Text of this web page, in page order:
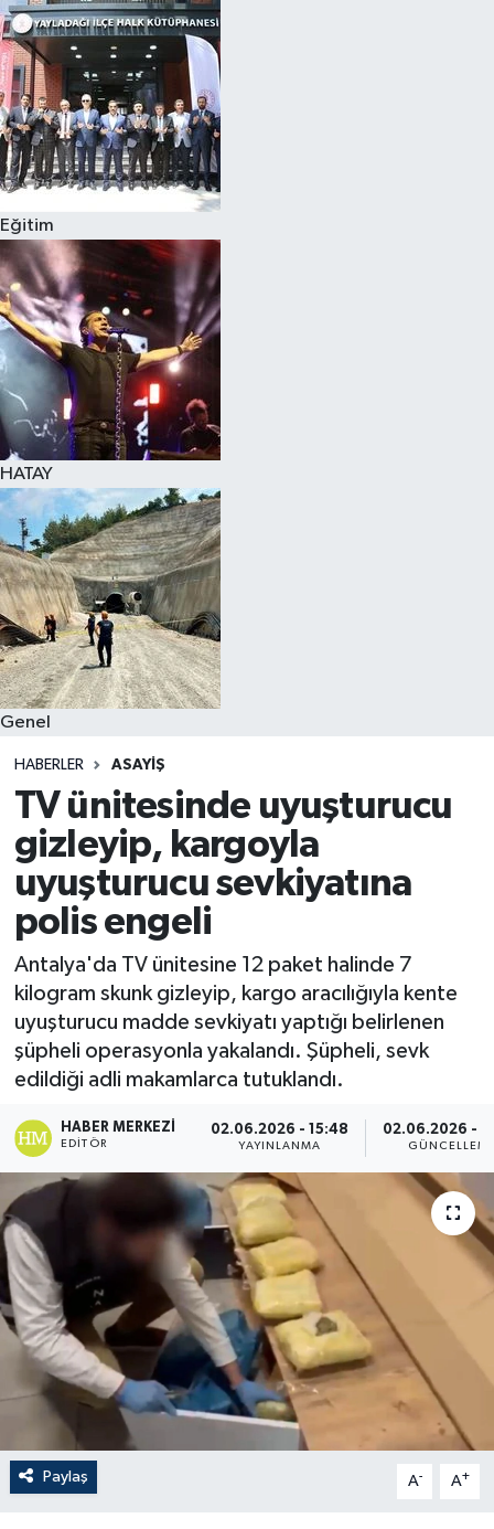
Eğitim
HATAY
Genel
HABERLER ASAYIŞ
TV ünitesinde uyuşturucu
gizleyip, kargoyla
uyuşturucu sevkiyatına
polis engeli
Antalya'da TV ünitesine 12 paket halinde 7
kilogram skunk gizleyip, kargo aracılığıyla kente
uyuşturucu madde sevkiyatı yaptığı belirlenen
şüpheli operasyonla yakalandı. Şüpheli, sevk
edildiği adli makamlarca tutuklandı.
HABER MERKEZI
EDITÖR
02.06.2026 - 15:48
YAYINLANMA
02.06.2026 -
Paylaş A- A+
Spor
Teknoloji
Yaşam